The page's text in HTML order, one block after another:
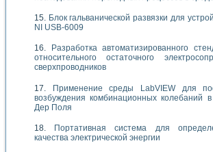
Блок гальванической развязки для
NI USB-6009
Разработка автоматизированного
относительного остаточного
сверхпроводников
Применение среды LabVIEW для
возбуждения комбинационных колебаний
Дер Поля
Портативная система для
качества электрической энергии